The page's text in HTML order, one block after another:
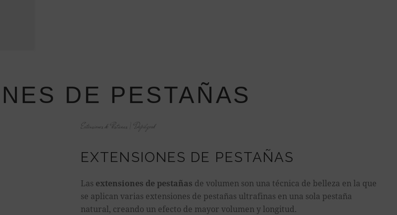
DE PESTAÑAS
Extensiones de Pestañas | Depilgood
EXTENSIONES DE PESTAÑAS
Las extensiones de pestañas de volumen son una técnica de belleza en la que
se aplican varias extensiones de pestañas ultrafinas en una sola pestaña
natural, creando un efecto de mayor volumen y longitud.